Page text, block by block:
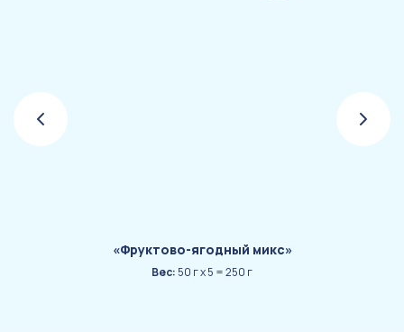
«Фруктово-ягодный микс»
Вес: 50 г х 5 = 250 г